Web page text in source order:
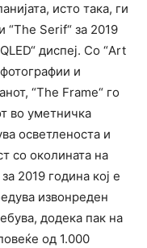
исто така, ги
“The Serif“ за 2019
диспеј. Со “Art
и
“The Frame“ го
во уметничка
осветленоста и
со околината на
2019 година кој е
извонреден
додека пак на
од 1.000